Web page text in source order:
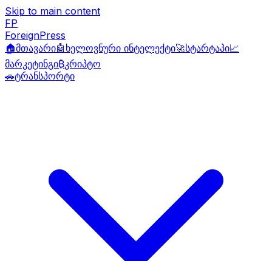
Skip to main content
FP
ForeignPress
🏠მთავარი🤖 ხელოვნური ინტელექტი🚀სტარტაპი📈
მარკეტინგი₿კრიპტო
🚗ტრანსპორტი